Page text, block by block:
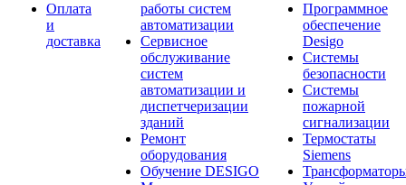
Оплата
и
доставка
работы систем
автоматизации
Сервисное
обслуживание
систем
автоматизации и
диспетчеризации
зданий
Ремонт
оборудования
Обучение DESIGO
Программное
обеспечение
Desigo
Системы
безопасности
Системы
пожарной
сигнализации
Термостаты
Siemens